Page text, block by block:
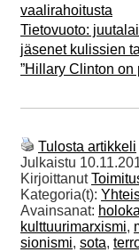
vaalirahoitusta
Tietovuoto:
jäsenet kulissien
”Hillary Clinton
Tulosta artikkeli
Julkaistu
Kirjoittanut
Kategoria(t):
Avainsanat:
kulttuurimarxismi,
sionismi, sota,